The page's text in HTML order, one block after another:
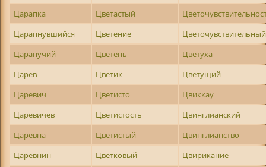
Царапка
Цветастый
Царапнувшийся
Цветение
Цветочувствительный
Царапучий
Цветень
Цветуха
Царев
Цветик
Цветущий
Царевич
Цветисто
Цвиккау
Царевичев
Цветистость
Цвинглианский
Царевна
Цветистый
Цвинглианство
Царевнин
Цветковый
Цвирикание